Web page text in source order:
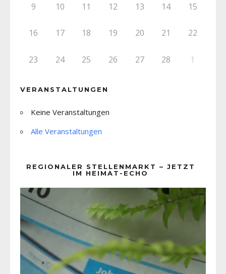
9 10 11 12 13 14 15
16 17 18 19 20 21 22
23 24 25 26 27 28 1
VERANSTALTUNGEN
Keine Veranstaltungen
Alle Veranstaltungen
REGIONALER STELLENMARKT – JETZT
IM HEIMAT-ECHO
Player